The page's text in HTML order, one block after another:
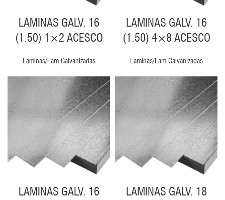
LAMINAS GALV. 16
(1.50) 1×2 ACESCO
Laminas/Lam.Galvanizadas
LAMINAS GALV. 16
(1.50) 4×8 ACESCO
Laminas/Lam.Galvanizadas
LAMINAS GALV. 16
LAMINAS GALV. 18